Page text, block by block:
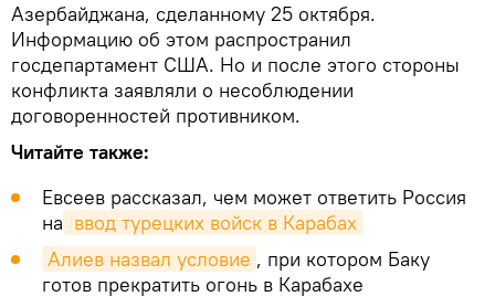
Азербайджана, сделанному 25 октября.
Информацию об этом распространил
госдепартамент США. Но и после этого стороны
конфликта заявляли о несоблюдении
договоренностей противником.
Читайте также:
Евсеев рассказал, чем может ответить Россия
на ввод турецких войск в Карабах
Алиев назвал условие , при котором Баку
готов прекратить огонь в Карабахе